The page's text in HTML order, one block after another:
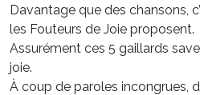
Davantage que des chansons,
les Fouteurs de Joie proposent.
Assurément ces 5 gaillards
joie.
À coup de paroles incongrues,